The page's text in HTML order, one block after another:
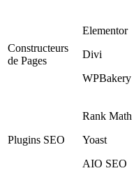
Constructeurs
de Pages
Elementor
Divi
WPBakery
Plugins SEO
Rank Math
Yoast
AIO SEO